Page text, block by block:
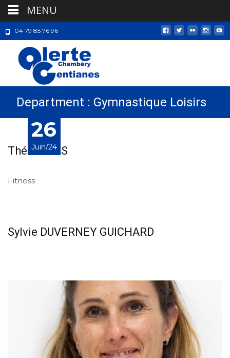
04 79 85 76 96
Department : Gymnastique Loisirs
Théo AGIUS
Fitness
Sylvie DUVERNEY GUICHARD
26
Juin/24
26
Juin/24
MENU